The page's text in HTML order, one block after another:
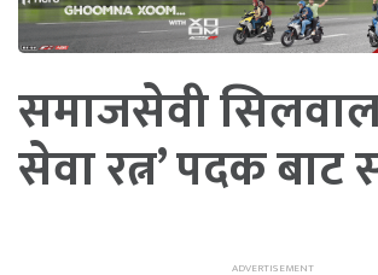
समाजसेवी
सेवा रत्न’ पदक बाट